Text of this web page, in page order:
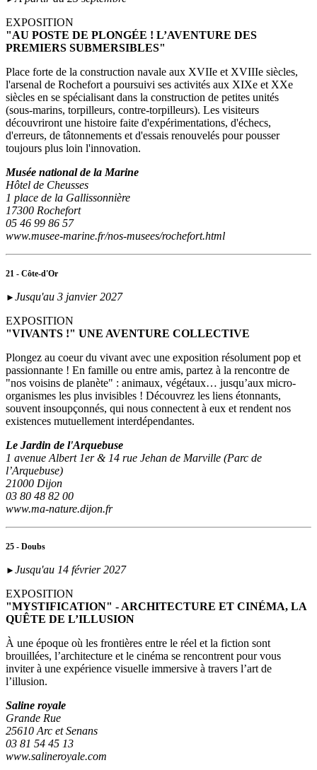
EXPOSITION
"AU POSTE DE PLONGÉE ! L’AVENTURE DES
PREMIERS SUBMERSIBLES"
Place forte de la construction navale aux XVIIe et XVIIIe siècles,
l'arsenal de Rochefort a poursuivi ses activités aux XIXe et XXe
siècles en se spécialisant dans la construction de petites unités
(sous‑marins, torpilleurs, contre-torpilleurs). Les visiteurs
découvriront une histoire faite d'expérimentations, d'échecs,
d'erreurs, de tâtonnements et d'essais renouvelés pour pousser
toujours plus loin l'innovation.
Musée national de la Marine
Hôtel de Cheusses
1 place de la Gallissonnière
17300 Rochefort
05 46 99 86 57
www.musee-marine.fr/nos-musees/rochefort.html
21 - Côte-d'Or
► Jusqu'au 3 janvier 2027
EXPOSITION
"VIVANTS !" UNE AVENTURE COLLECTIVE
Plongez au coeur du vivant avec une exposition résolument pop et
passionnante ! En famille ou entre amis, partez à la rencontre de
"nos voisins de planète" : animaux, végétaux… jusqu’aux micro-
organismes les plus invisibles ! Découvrez les liens étonnants,
souvent insoupçonnés, qui nous connectent à eux et rendent nos
existences mutuellement interdépendantes.
Le Jardin de l'Arquebuse
1 avenue Albert 1er & 14 rue Jehan de Marville (Parc de
l’Arquebuse)
21000 Dijon
03 80 48 82 00
www.ma-nature.dijon.fr
25 - Doubs
► Jusqu'au 14 février 2027
EXPOSITION
"MYSTIFICATION" - ARCHITECTURE ET CINÉMA, LA
QUÊTE DE L’ILLUSION
À une époque où les frontières entre le réel et la fiction sont
brouillées, l’architecture et le cinéma se rencontrent pour vous
inviter à une expérience visuelle immersive à travers l’art de
l’illusion.
Saline royale
Grande Rue
25610 Arc et Senans
03 81 54 45 13
www.salineroyale.com